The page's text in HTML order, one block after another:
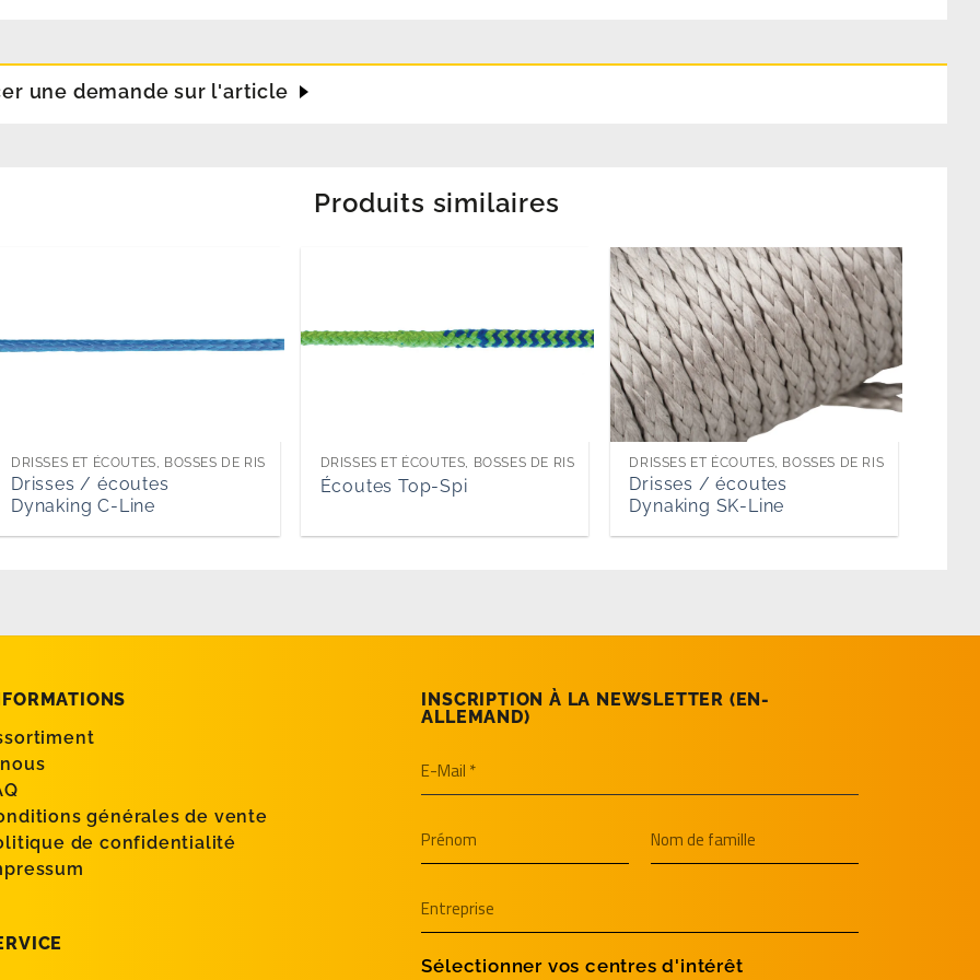
une demande sur l'article
Produits similaires
DRISSES ET ÉCOUTES, BOSSES DE RIS
Drisses / écoutes
Dynaking C-Line
DRISSES ET ÉCOUTES, BOSSES DE RIS
Écoutes Top-Spi
DRISSES ET ÉCOUTES, BOSSES DE RIS
Drisses / écoutes
Dynaking SK-Line
générales de vente
de confidentialité
INSCRIPTION À LA NEWSLETTER (EN­
ALLEMAND)
Sélectionner vos centres d'intérêt